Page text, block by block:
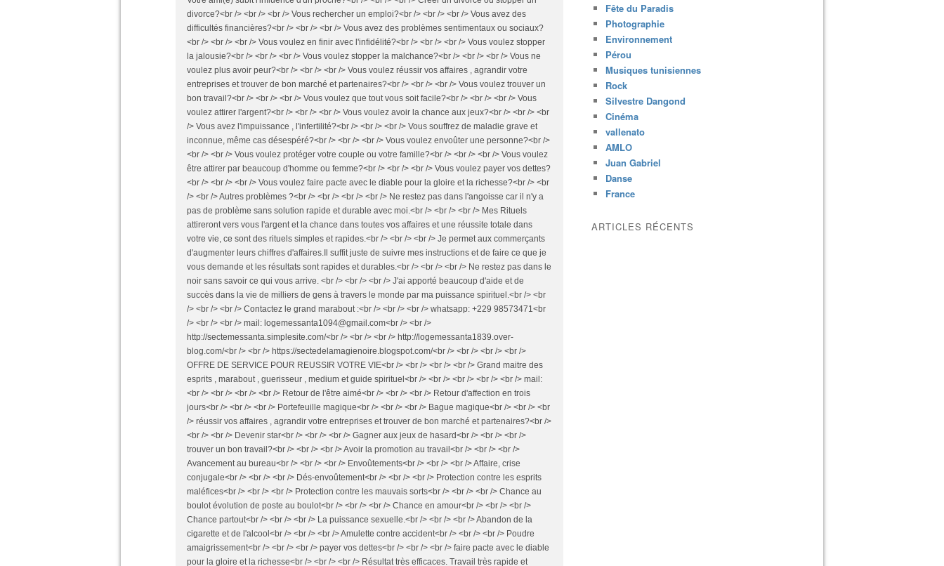
Fête du Paradis
Photographie
Environnement
Pérou
Musiques tunisiennes
Rock
Silvestre Dangond
Cinéma
vallenato
AMLO
Juan Gabriel
Danse
France
ARTICLES RÉCENTS